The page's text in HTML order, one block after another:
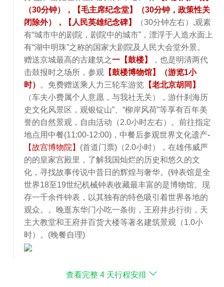
（30分钟），【毛主席纪念堂】（30分钟，政策性关
闭除外），【人民英雄纪念碑】
（30分钟左右）,观素
有“城市中的剧院，剧院中的城市”，漂浮于人造水面上
有“湖中明珠”之称的国家大剧院及人民大会堂外景。
赠送京城最高的古建筑之一【鼓楼】
，也是明清两代
击鼓报时之场所，参观
【鼓楼博物馆】（游览1小
时）
。免费赠送乘人力三轮车游览【老北京胡同】
（车夫小费属个人意愿，与我社无关），游什刹海历
史文化风景区，观银锭山”、“柳岸风荷”等享有百年美
誉的自然景观，自由活动（2.0小时左右）。前往指定
地点用中餐(11:00-12:00)，中餐后参观世界文化遗产-
【故宫博物院】 (首道门票)（2.0小时），在雄伟威严
的的皇家宫殿里，了解我国灿烂的历史和悠久的文
化，寻找故事传说中昔日的辉煌与奢华。(钟表馆是全
世界18至19世纪机械钟表收藏最丰富的是博物馆。现
存一千余件钟表，以其独有的特色吸引着世界各地的
观众。。晚逛东华门小吃一条街，王府井步行街，天
主大教堂和王府井百货大楼等著名建筑景观（1.0小
时）。(晚餐自理)
查看完整 4 天行程安排